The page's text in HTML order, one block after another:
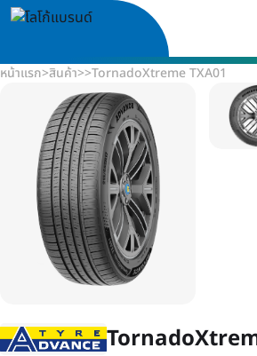
หน้าแรก>สินค้า>>TornadoXtreme TXA01